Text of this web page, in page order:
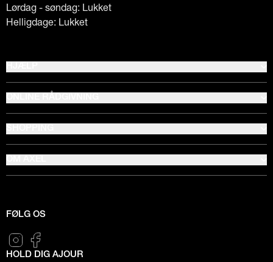
Lørdag - søndag: Lukket
Helligdage: Lukket
FØLG OS
HOLD DIG AJOUR